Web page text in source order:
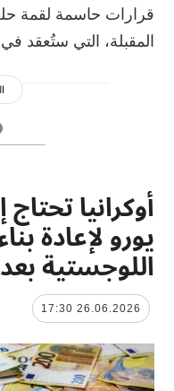
قرارات حاسمة لقمة
المقبلة، التي ستُعقد في أنقرة
يورو لإعادة
اللوجستية
26.06.2026 17:30